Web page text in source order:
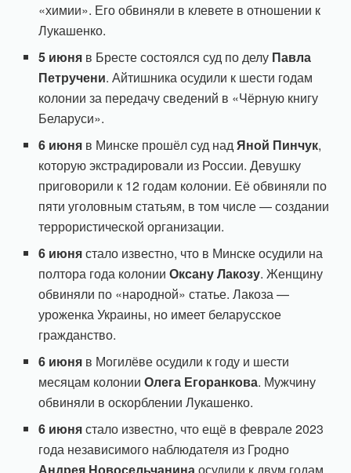
«химии». Его обвиняли в клевете в отношении к
Лукашенко.
5 июня в Бресте состоялся суд по делу Павла
Петручени. Айтишника осудили к шести годам
колонии за передачу сведений в «Чёрную книгу
Беларуси».
6 июня в Минске прошёл суд надЯной Пинчук,
которую экстрадировали из России. Девушку
приговорили к 12 годам колонии. Её обвиняли по
пяти уголовным статьям, в том числе — создании
террористической организации.
6 июнястало известно, что в Минске осудили на
полтора года колонииОксану Лакозу. Женщину
обвиняли по «народной» статье. Лакоза —
уроженка Украины, но имеет беларусское
гражданство.
6 июня в Могилёве осудили к году и шести
месяцам колонииОлега Егоранкова. Мужчину
обвиняли в оскорблении Лукашенко.
6 июнястало известно, что ещё в феврале 2023
года независимого наблюдателя из Гродно